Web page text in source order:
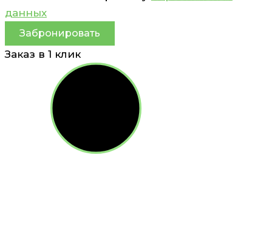
данных
Забронировать
Заказ в 1 клик